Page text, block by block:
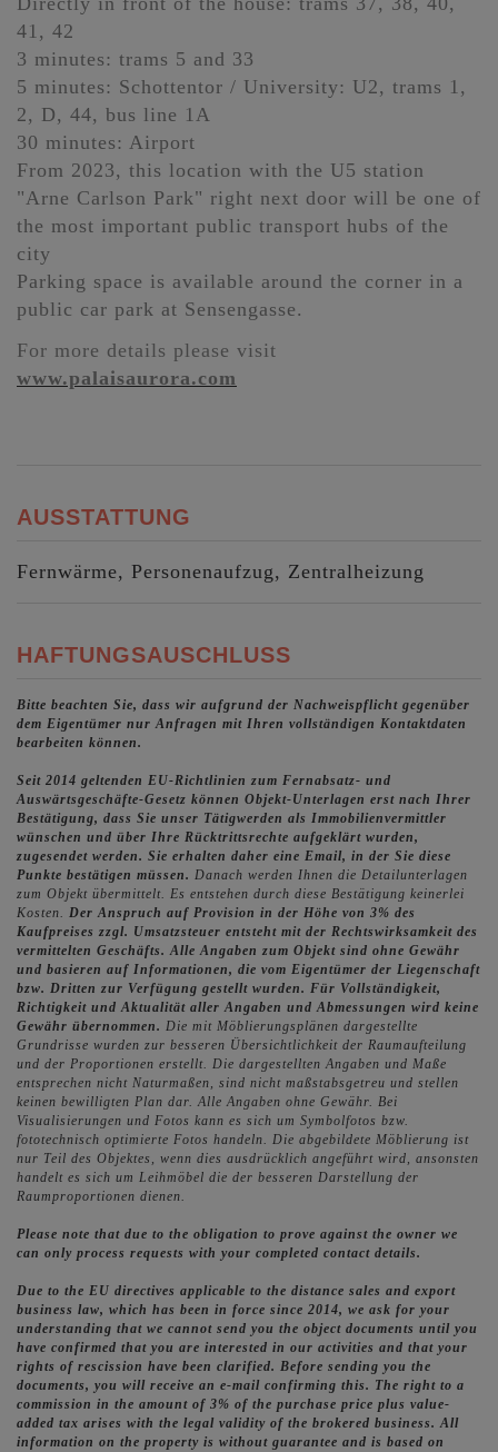
41, 42
3 minutes: trams 5 and 33
5 minutes: Schottentor / University: U2, trams 1,
2, D, 44, bus line 1A
30 minutes: Airport
From 2023, this location with the U5 station
"Arne Carlson Park" right next door will be one of
the most important public transport hubs of the
city
Parking space is available around the corner in a
public car park at Sensengasse.
For more details please visit
www.palaisaurora.com
AUSSTATTUNG
Fernwärme Personenaufzug Zentralheizung
HAFTUNGSAUSCHLUSS
Bitte beachten Sie, dass wir aufgrund der Nachweispflicht gegenüber
dem Eigentümer nur Anfragen mit Ihren vollständigen Kontaktdaten
bearbeiten können.
Seit 2014 geltenden EU-Richtlinien zum Fernabsatz- und
Auswärtsgeschäfte-Gesetz können Objekt-Unterlagen erst nach Ihrer
Bestätigung, dass Sie unser Tätigwerden als Immobilienvermittler
wünschen und über Ihre Rücktrittsrechte aufgeklärt wurden,
zugesendet werden. Sie erhalten daher eine Email, in der Sie diese
Punkte bestätigen müssen. Danach werden Ihnen die Detailunterlagen
zum Objekt übermittelt. Es entstehen durch diese Bestätigung keinerlei
Kosten. Der Anspruch auf Provision in der Höhe von 3% des
Kaufpreises zzgl. Umsatzsteuer entsteht mit der Rechtswirksamkeit des
vermittelten Geschäfts.Alle Angaben zum Objekt sind ohne Gewähr
und basieren auf Informationen, die vom Eigentümer der Liegenschaft
bzw. Dritten zur Verfügung gestellt wurden. Für Vollständigkeit,
Richtigkeit und Aktualität aller Angaben und Abmessungen wird keine
Gewähr übernommen. Die mit Möblierungsplänen dargestellte
Grundrisse wurden zur besseren Übersichtlichkeit der Raumaufteilung
und der Proportionen erstellt. Die dargestellten Angaben und Maße
entsprechen nicht Naturmaßen, sind nicht maßstabsgetreu und stellen
keinen bewilligten Plan dar. Alle Angaben ohne Gewähr. Bei
Visualisierungen und Fotos kann es sich um Symbolfotos bzw.
fototechnisch optimierte Fotos handeln. Die abgebildete Möblierung ist
nur Teil des Objektes, wenn dies ausdrücklich angeführt wird, ansonsten
handelt es sich um Leihmöbel die der besseren Darstellung der
Raumproportionen dienen.
Please note that due to the obligation to prove against the owner we
can only process requests with your completed contact details.
Due to the EU directives applicable to the distance sales and export
business law, which has been in force since 2014, we ask for your
understanding that we cannot send you the object documents until you
have confirmed that you are interested in our activities and that your
rights of rescission have been clarified. Before sending you the
documents, you will receive an e-mail confirming this. The right to a
commission in the amount of 3% of the purchase price plus value-
added tax arises with the legal validity of the brokered business. All
information on the property is without guarantee and is based on